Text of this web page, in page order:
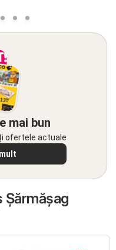
mai bun
ofertele actuale
Şărmăşag